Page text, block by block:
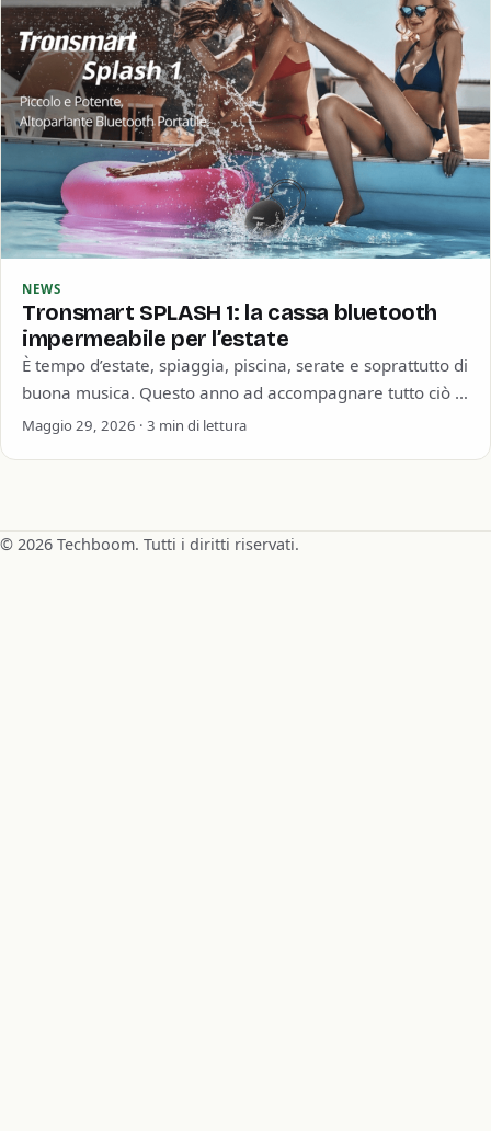
NEWS
Tronsmart SPLASH 1: la cassa bluetooth
impermeabile per l’estate
È tempo d’estate, spiaggia, piscina, serate e soprattutto di
buona musica. Questo anno ad accompagnare tutto ciò ci
pensa Tronsmart con la…
Maggio 29, 2026 · 3 min di lettura
© 2026 Techboom. Tutti i diritti riservati.